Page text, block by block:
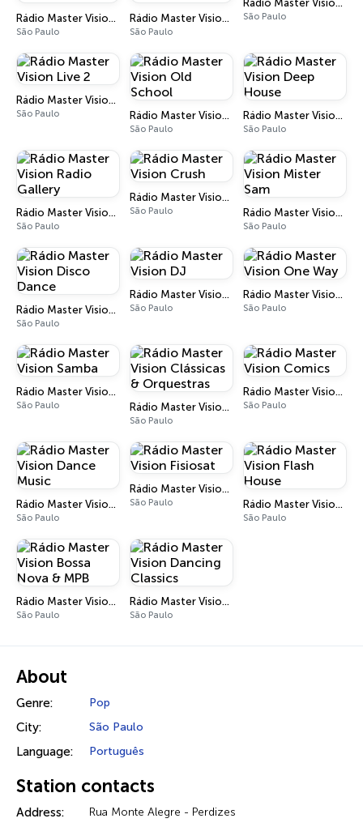
Rádio Master Vision Black Music
São Paulo
Rádio Master Vision New Wave
São Paulo
Rádio Master Vision Live
São Paulo
Rádio Master Vision Live 2
São Paulo Rádio Master Vision Old School
São Paulo
Rádio Master Vision Deep House
São Paulo
Rádio Master Vision Radio Gallery
São Paulo
Rádio Master Vision Crush
São Paulo Rádio Master Vision Mister Sam
São Paulo
Rádio Master Vision Disco Dance
São Paulo
Rádio Master Vision DJ
São Paulo
Rádio Master Vision One Way
São Paulo
Rádio Master Vision Samba
São Paulo Rádio Master Vision Clássicas & Orquestras
São Paulo
Rádio Master Vision Comics
São Paulo
Rádio Master Vision Dance Music
São Paulo
Rádio Master Vision Fisiosat
São Paulo Rádio Master Vision Flash House
São Paulo
Rádio Master Vision Bossa Nova & MPB
São Paulo
Rádio Master Vision Dancing Classics
São Paulo
About
Genre: Pop
City: São Paulo
Language: Português
Station contacts
Address: Rua Monte Alegre - Perdizes